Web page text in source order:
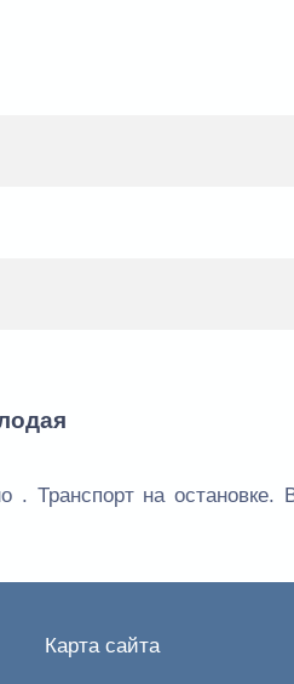
. Транспорт на остановке.
Карта сайта